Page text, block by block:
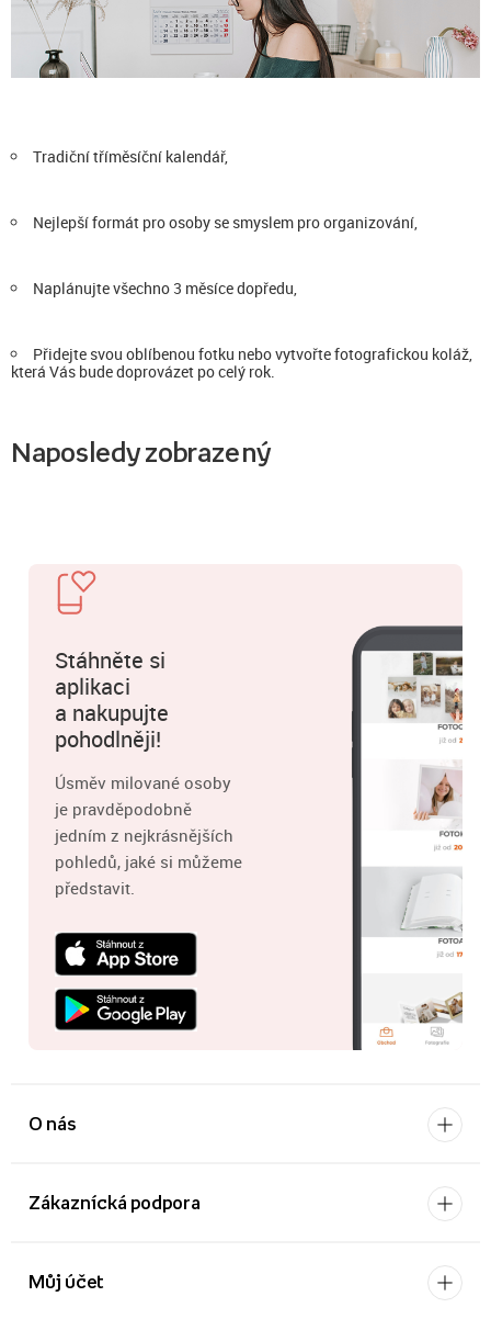
Tradiční tříměsíční kalendář,
Nejlepší formát pro osoby se smyslem pro organizování,
Naplánujte všechno 3 měsíce dopředu,
Přidejte svou oblíbenou fotku nebo vytvořte fotografickou koláž,
která Vás bude doprovázet po celý rok.
Naposledy zobrazený
Stáhněte si
aplikaci
a nakupujte
pohodlněji!
Úsměv milované osoby
je pravděpodobně
jedním z nejkrásnějších
pohledů, jaké si můžeme
představit.
O nás
Zákaznícká podpora
Můj účet